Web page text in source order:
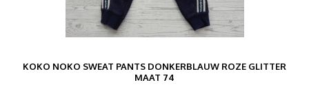
KOKO NOKO SWEAT PANTS DONKERBLAUW ROZE GLITTER
MAAT 74